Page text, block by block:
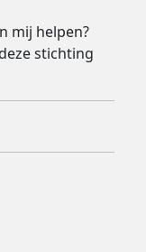
mij helpen?
stichting